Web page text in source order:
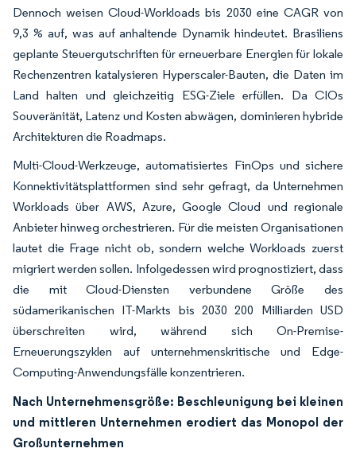
Dennoch weisen Cloud-Workloads bis 2030 eine CAGR von
9,3 % auf, was auf anhaltende Dynamik hindeutet. Brasiliens
geplante Steuergutschriften für erneuerbare Energien für lokale
Rechenzentren katalysieren Hyperscaler-Bauten, die Daten im
Land halten und gleichzeitig ESG-Ziele erfüllen. Da CIOs
Souveränität, Latenz und Kosten abwägen, dominieren hybride
Architekturen die Roadmaps.
Multi-Cloud-Werkzeuge, automatisiertes FinOps und sichere
Konnektivitätsplattformen sind sehr gefragt, da Unternehmen
Workloads über AWS, Azure, Google Cloud und regionale
Anbieter hinweg orchestrieren. Für die meisten Organisationen
lautet die Frage nicht ob, sondern welche Workloads zuerst
migriert werden sollen. Infolgedessen wird prognostiziert, dass
die mit Cloud-Diensten verbundene Größe des
südamerikanischen IT-Markts bis 2030 200 Milliarden USD
überschreiten wird, während sich On-Premise-
Erneuerungszyklen auf unternehmenskritische und Edge-
Computing-Anwendungsfälle konzentrieren.
Nach Unternehmensgröße: Beschleunigung bei kleinen
und mittleren Unternehmen erodiert das Monopol der
Großunternehmen